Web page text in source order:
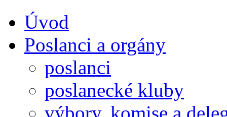
Úvod
Poslanci a orgány
poslanci
poslanecké kluby
výbory, komise a